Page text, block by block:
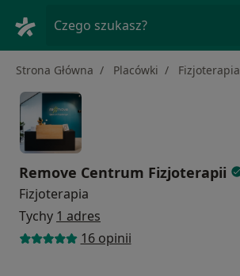
Czego szukasz?
Strona Główna Placówki Fizjoterapia
Remove Centrum Fizjoterapii
Fizjoterapia
Tychy 1 adres
16 opinii